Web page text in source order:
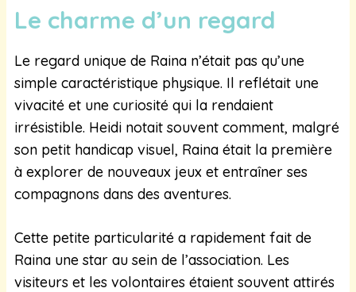
Le charme d’un regard
Le regard unique de Raina n’était pas qu’une
simple caractéristique physique. Il reflétait une
vivacité et une curiosité qui la rendaient
irrésistible. Heidi notait souvent comment, malgré
son petit handicap visuel, Raina était la première
à explorer de nouveaux jeux et entraîner ses
compagnons dans des aventures.
Cette petite particularité a rapidement fait de
Raina une star au sein de l’association. Les
visiteurs et les volontaires étaient souvent attirés